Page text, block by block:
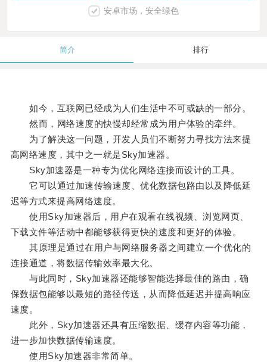
安卓市场，安全绿色
简介 排行
如今，互联网已经成为人们生活中不可或缺的一部分。
然而，网络速度的快慢却经常成为用户体验的牵绊。
为了解决这一问题，开发人员们不断努力寻找方法来提
高网络速度，其中之一就是Sky加速器。
Sky加速器是一种专为优化网络连接而设计的工具。
它可以通过加速传输速度、优化数据包路由以及降低延
迟等方式来提高网络速度。
使用Sky加速器后，用户在观看在线视频、浏览网页、
下载文件等活动中都能够获得更快的速度和更好的体验。
其原理是通过在用户与网络服务器之间建立一个优化的
连接通道，将数据传输效率最大化。
与此同时，Sky加速器还能够智能选择最佳的路由，确
保数据包能够以最短的路径传送，从而降低延迟并提高响应
速度。
此外，Sky加速器还具有压缩数据、缓存内容等功能，
进一步加快数据传输速度。
使用Sky加速器非常简单。